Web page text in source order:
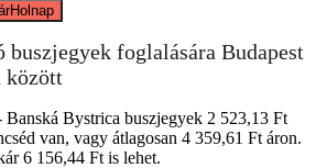
Holnap
foglalására Budapest
között
Banská Bystrica buszjegyek 2 523,13 Ft
van, vagy átlagosan 4 359,61 Ft áron.
6 156,44 Ft is lehet.